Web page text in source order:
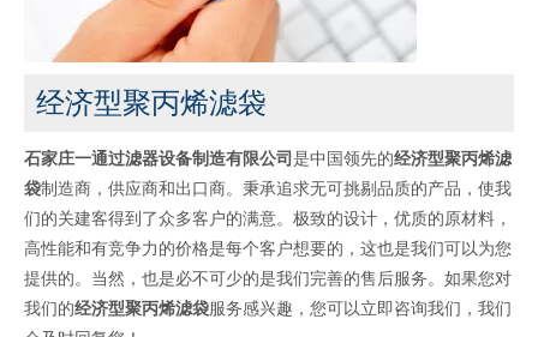
经济型聚丙烯滤袋
石家庄一通过滤器设备制造有限公司 是中国领先的经济型聚丙烯滤
袋制造商，供应商和出口商。秉承追求无可挑剔品质的产品，使我
们的关建客得到了众多客户的满意。极致的设计，优质的原材料，
高性能和有竞争力的价格是每个客户想要的，这也是我们可以为您
提供的。当然，也是必不可少的是我们完善的售后服务。如果您对
我们的经济型聚丙烯滤袋服务感兴趣，您可以立即咨询我们，我们